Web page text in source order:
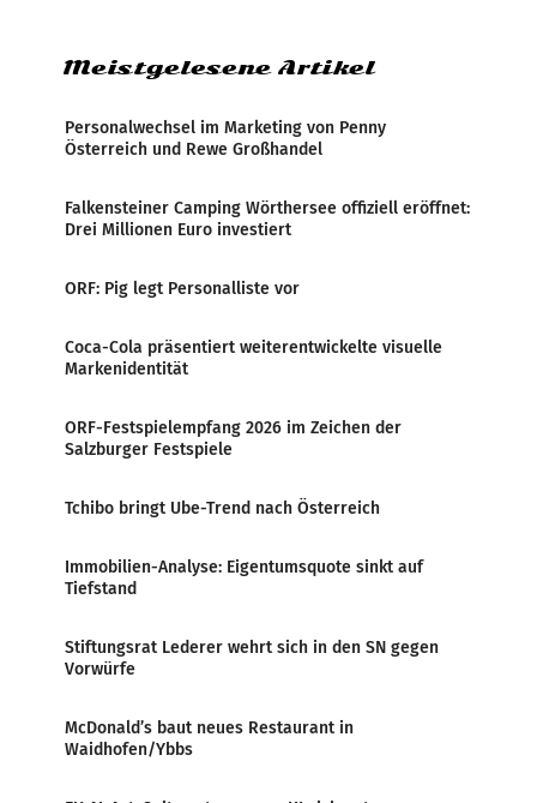
Meistgelesene Artikel
Personalwechsel im Marketing von Penny
Österreich und Rewe Großhandel
Falkensteiner Camping Wörthersee offiziell eröffnet:
Drei Millionen Euro investiert
ORF: Pig legt Personalliste vor
Coca-Cola präsentiert weiterentwickelte visuelle
Markenidentität
ORF-Festspielempfang 2026 im Zeichen der
Salzburger Festspiele
Tchibo bringt Ube-Trend nach Österreich
Immobilien-Analyse: Eigentumsquote sinkt auf
Tiefstand
Stiftungsrat Lederer wehrt sich in den SN gegen
Vorwürfe
McDonald’s baut neues Restaurant in
Waidhofen/Ybbs